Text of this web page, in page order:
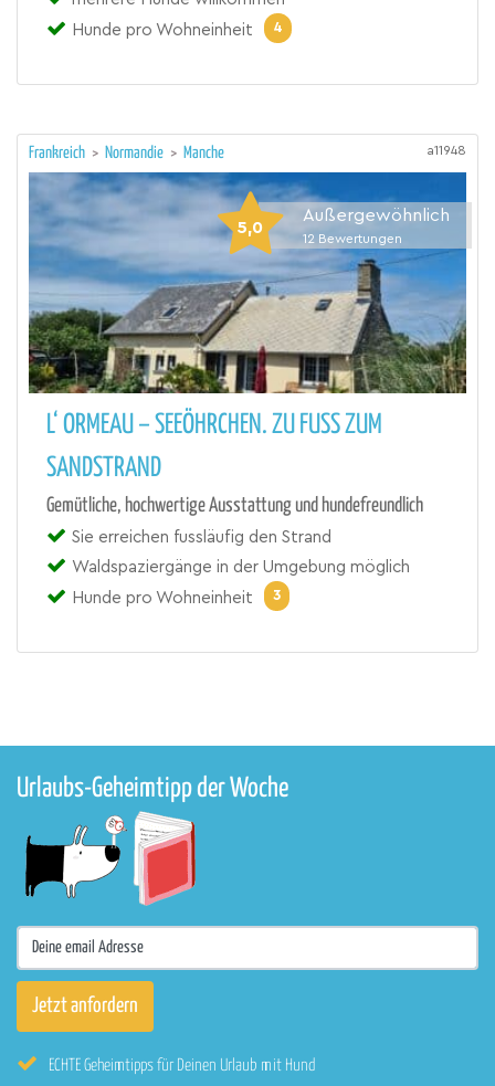
Hunde pro Wohneinheit
4
Frankreich > Normandie > Manche a11948
5,0
Außergewöhnlich
12 Bewertungen
L‘ ORMEAU – SEEÖHRCHEN. ZU FUSS ZUM S
ANDSTRAND
Gemütliche, hochwertige Ausstattung und hundefreundlich
Sie erreichen fussläufig den Strand
Waldspaziergänge in der Umgebung möglich
Hunde pro Wohneinheit
3
Urlaubs-Geheimtipp der Woche
ECHTE Geheimtipps für Deinen Urlaub mit Hund